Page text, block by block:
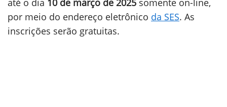
até o dia 10 de março de 2025 somente on-line,
por meio do endereço eletrônico da SES. As
inscrições serão gratuitas.